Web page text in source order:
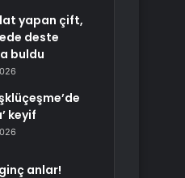
yapan çift,
deste
buldu
keyif
anlar!